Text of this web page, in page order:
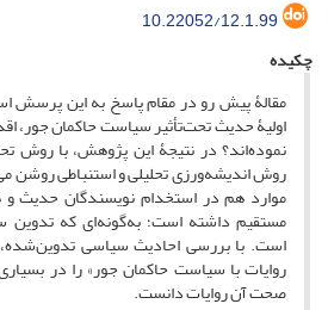
10.22052/12.1.99
چکیده
مقالۀ پیش رو در مقام پاسخ به این پرسش
اولیۀ حدیث تحت‌تأثیر سیاست حاکمان جور،
نموده‌اند؟ در نتیجۀ این پژوهش، با روش
روش اندیشه‌ورزی تحلیلی و استنباطی روشن
موارد هم در استخدام نویسندگان حدیث
مستقیم داشته است؛ به‌گونه‌ای که
است. با بررسی احادیث سیاسی
روایات با سیاست حاکمان جور» را در
صحت آن روایات دانست.